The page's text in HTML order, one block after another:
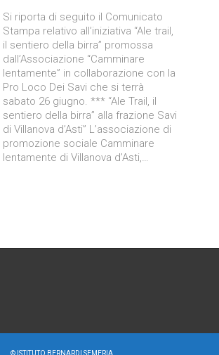
Si riporta di seguito il Comunicato
Stampa relativo all’iniziativa “Ale trail,
il sentiero della birra” promossa
dall’Associazione “Camminare
lentamente” in collaborazione con la
Pro Loco Dei Savi che si terrà
sabato 26 giugno. *** “Ale Trail, il
sentiero della birra” alla frazione Savi
di Villanova d’Asti” L’associazione di
promozione sociale Camminare
lentamente di Villanova d’Asti,…
© ISTITUTO BERNARDI SEMERIA